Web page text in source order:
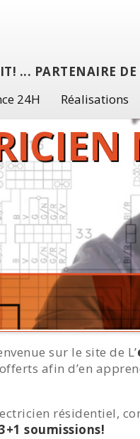
... PARTENAIRE
24H Réalisations
sur le site de L’
afin d’en
résidentiel,
soumissions!